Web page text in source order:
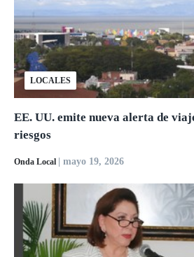
LOCALES
EE. UU. emite nueva alerta de
riesgos
Onda Local | mayo 19, 2026